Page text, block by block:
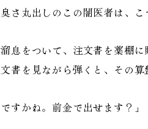
さ丸出しのこの闇医者は、こ
息をついて、注文書を薬棚
書を見ながら弾くと、その算
すかね。前金で出せます？」